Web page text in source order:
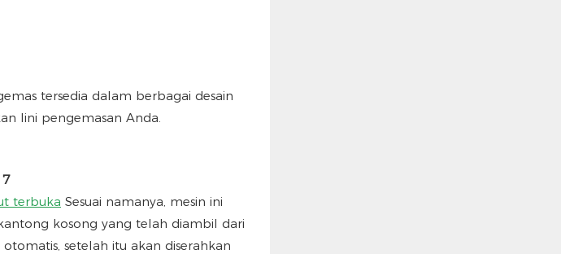
tersedia dalam berbagai desain
lini pengemasan Anda.
terbuka Sesuai namanya, mesin ini
kosong yang telah diambil dari
setelah itu akan diserahkan